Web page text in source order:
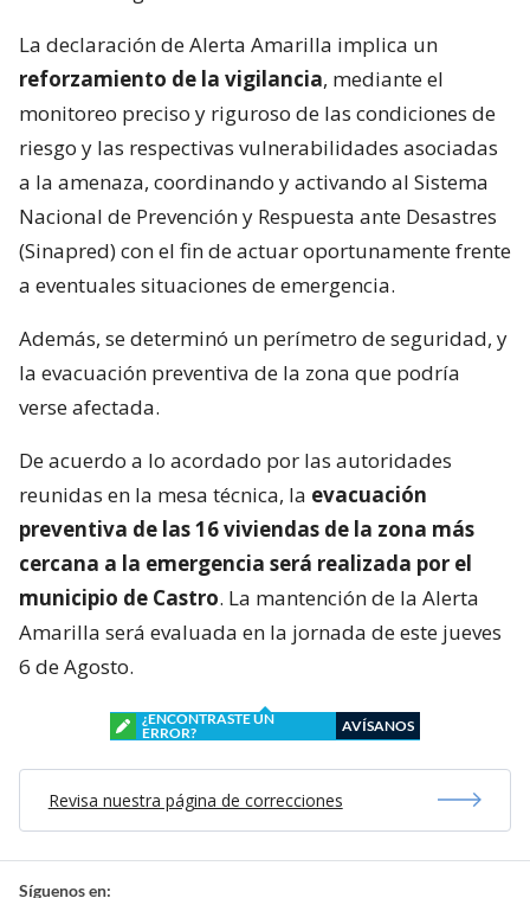
La declaración de Alerta Amarilla implica un
reforzamiento de la vigilancia, mediante el
monitoreo preciso y riguroso de las condiciones de
riesgo y las respectivas vulnerabilidades asociadas
a la amenaza, coordinando y activando al Sistema
Nacional de Prevención y Respuesta ante Desastres
(Sinapred) con el fin de actuar oportunamente frente
a eventuales situaciones de emergencia.
Además, se determinó un perímetro de seguridad, y
la evacuación preventiva de la zona que podría
verse afectada.
De acuerdo a lo acordado por las autoridades
reunidas en la mesa técnica, la evacuación
preventiva de las 16 viviendas de la zona más
cercana a la emergencia será realizada por el
municipio de Castro. La mantención de la Alerta
Amarilla será evaluada en la jornada de este jueves
6 de Agosto.
¿ENCONTRASTE UN
ERROR?
AVÍSANOS
Revisa nuestra página de correcciones
Síguenos en: